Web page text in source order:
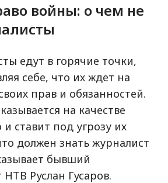
войны: о чем не
едут в горячие точки,
себе, что их ждет на
прав и обязанностей.
на качестве
ставит под угрозу их
должен знать журналист
бывший
Руслан Гусаров.